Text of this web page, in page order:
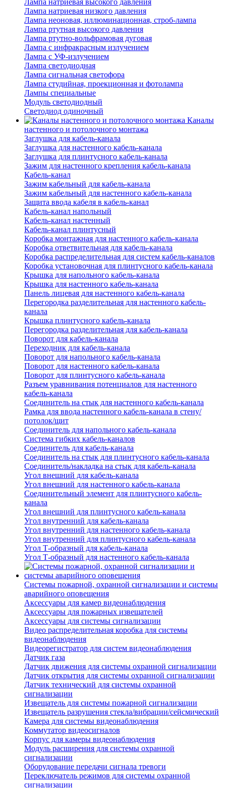
Лампа натриевая высокого давления
Лампа натриевая низкого давления
Лампа неоновая, иллюминационная, строб-лампа
Лампа ртутная высокого давления
Лампа ртутно-вольфрамовая дуговая
Лампа с инфракрасным излучением
Лампа с УФ-излучением
Лампа светодиодная
Лампа сигнальная светофора
Лампа студийная, проекционная и фотолампа
Лампы специальные
Модуль светодиодный
Светодиод одиночный
Каналы
настенного и потолочного монтажа
Заглушка для кабель-канала
Заглушка для настенного кабель-канала
Заглушка для плинтусного кабель-канала
Зажим для настенного крепления кабель-канала
Кабель-канал
Зажим кабельный для кабель-канала
Зажим кабельный для настенного кабель-канала
Защита ввода кабеля в кабель-канал
Кабель-канал напольный
Кабель-канал настенный
Кабель-канал плинтусный
Коробка монтажная для настенного кабель-канала
Коробка ответвительная для кабель-канала
Коробка распределительная для систем кабель-каналов
Коробка установочная для плинтусного кабель-канала
Крышка для напольного кабель-канала
Крышка для настенного кабель-канала
Панель лицевая для настенного кабель-канала
Перегородка разделительная для настенного кабель-
канала
Крышка плинтусного кабель-канала
Перегородка разделительная для кабель-канала
Поворот для кабель-канала
Переходник для кабель-канала
Поворот для напольного кабель-канала
Поворот для настенного кабель-канала
Поворот для плинтусного кабель-канала
Разъем уравнивания потенциалов для настенного
кабель-канала
Соединитель на стык для настенного кабель-канала
Рамка для ввода настенного кабель-канала в стену/
потолок/щит
Соединитель для напольного кабель-канала
Система гибких кабель-каналов
Соединитель для кабель-канала
Соединитель на стык для плинтусного кабель-канала
Соединитель/накладка на стык для кабель-канала
Угол внешний для кабель-канала
Угол внешний для настенного кабель-канала
Соединительный элемент для плинтусного кабель-
канала
Угол внешний для плинтусного кабель-канала
Угол внутренний для кабель-канала
Угол внутренний для настенного кабель-канала
Угол внутренний для плинтусного кабель-канала
Угол Т-образный для кабель-канала
Угол Т-образный для настенного кабель-канала
Системы пожарной, охранной сигнализации и системы
аварийного оповещения
Аксессуары для камер видеонаблюдения
Аксессуары для пожарных извещателей
Аксессуары для системы сигнализации
Видео распределительная коробка для системы
видеонаблюдения
Видеорегистратор для систем видеонаблюдения
Датчик газа
Датчик движения для системы охранной сигнализации
Датчик открытия для системы охранной сигнализации
Датчик технический для системы охранной
сигнализации
Извещатель для системы пожарной сигнализации
Извещатель разрушения стекла/вибрации/сейсмический
Камера для системы видеонаблюдения
Коммутатор видеосигналов
Корпус для камеры видеонаблюдения
Модуль расширения для системы охранной
сигнализации
Оборудование передачи сигнала тревоги
Переключатель режимов для системы охранной
сигнализации